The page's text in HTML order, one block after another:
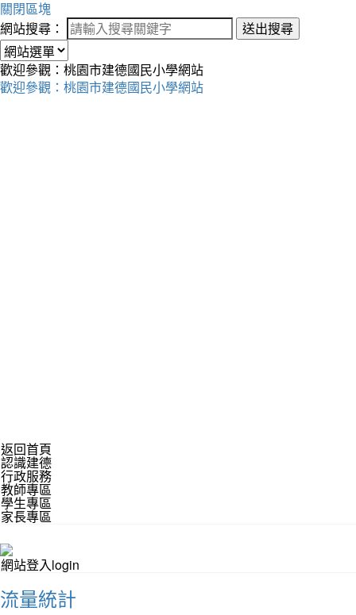
關閉區塊
網站搜尋：
送出搜尋
歡迎參觀：桃園市建德國民小學網站
歡迎參觀：桃園市建德國民小學網站
返回首頁
認識建德
行政服務
教師專區
學生專區
家長專區
網站登入login
流量統計